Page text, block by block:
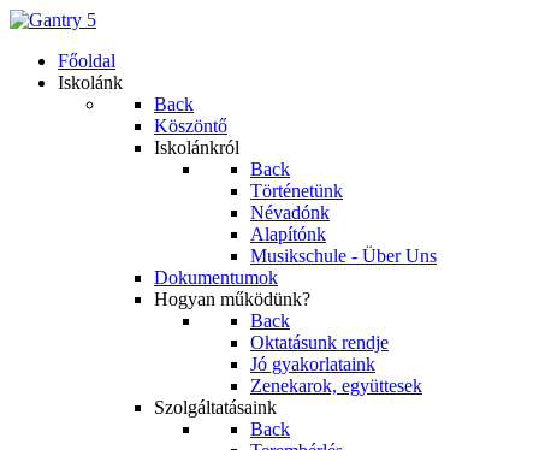
Főoldal
Iskolánk
Back
Köszöntő
Iskolánkról
Back
Történetünk
Névadónk
Alapítónk
Musikschule - Über Uns
Dokumentumok
Hogyan működünk?
Back
Oktatásunk rendje
Jó gyakorlataink
Zenekarok, együttesek
Szolgáltatásaink
Back